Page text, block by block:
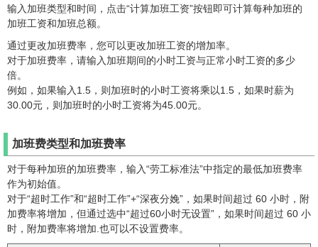
输入加班类型和时间，点击“计算加班工资”按钮即可计算每种加班的
加班工资和加班总额。
通过更改加班费率，您可以更改加班工资的增加率。
对于加班费率，请输入加班期间的小时工资与正常小时工资的多少
倍。
例如，如果输入1.5，则加班时的小时工资将乘以1.5，如果时薪为
30.00元，则加班时的小时工资将为45.00元。
加班费类型和加班费率
对于每种加班的加班费率，输入“劳工标准法”中指定的最低加班费率
作为初始值。
对于“超时工作”和“超时工作”+“深夜分娩”，如果时间超过 60 小时，附
加费率将增加，但通过选中“超过60小时无设置”，如果时间超过 60 小
时，附加费率将增加.也可以不设置费率。